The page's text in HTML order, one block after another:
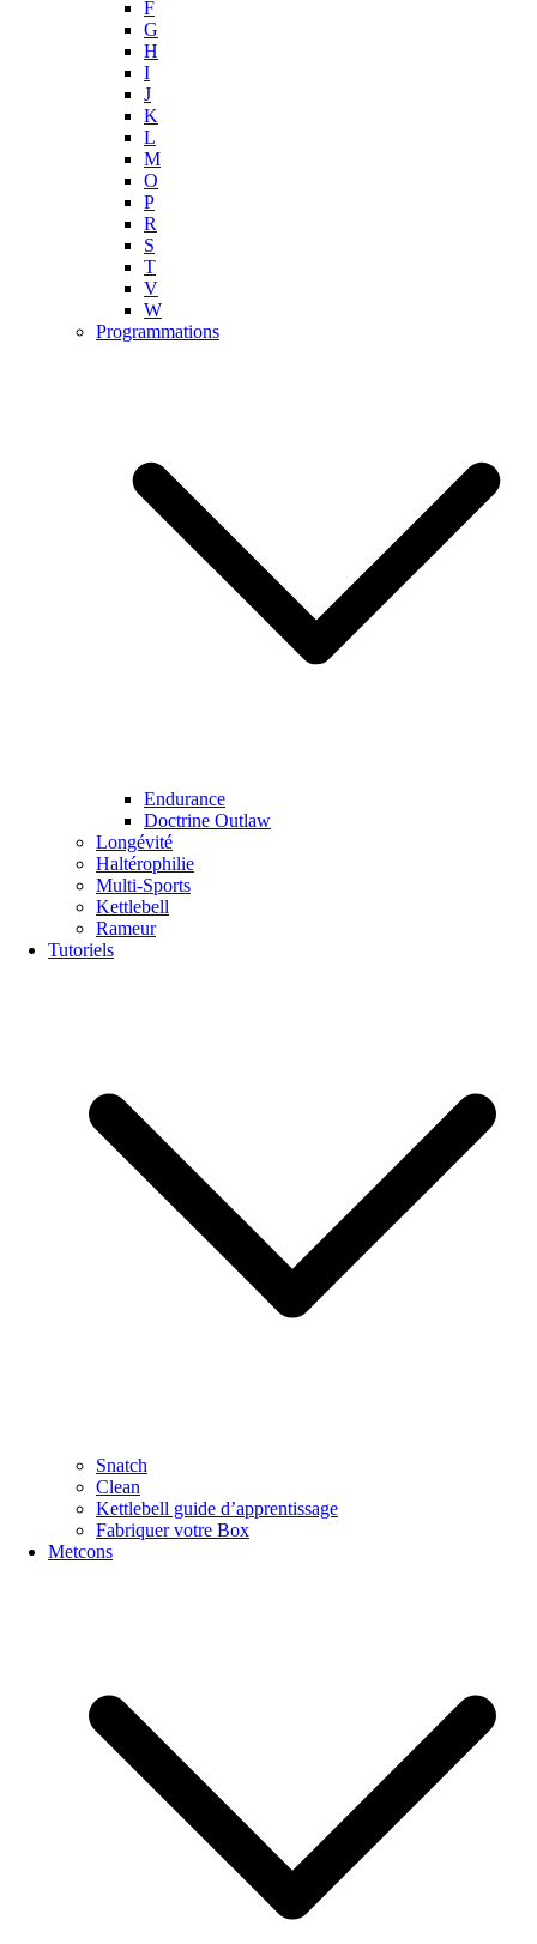
F
G
H
I
J
K
L
M
O
P
R
S
T
V
W
Programmations
Endurance
Doctrine Outlaw
Longévité
Haltérophilie
Multi-Sports
Kettlebell
Rameur
Tutoriels
Snatch
Clean
Kettlebell guide d’apprentissage
Fabriquer votre Box
Metcons